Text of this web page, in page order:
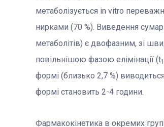
метаболізується in vitro
нирками (70 %). Виведення
метаболітів) є двофазним, зі
повільнішою фазою елімінації (t
формі (близько 2,7 %)
формі становить 2-4 години.
Фармакокінетика в окремих